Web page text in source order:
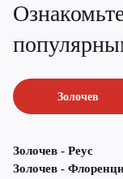
Золочев
Золочев - Реус
Золочев -